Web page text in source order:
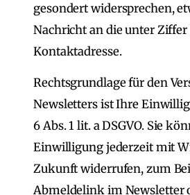
gesondert widersprechen,
Nachricht an die unter Ziffer
Kontaktadresse.
Rechtsgrundlage für den
Newsletters ist Ihre
6 Abs. 1 lit. a DSGVO. Sie
Einwilligung jederzeit mit
Zukunft widerrufen, zum
Abmeldelink im Newsletter